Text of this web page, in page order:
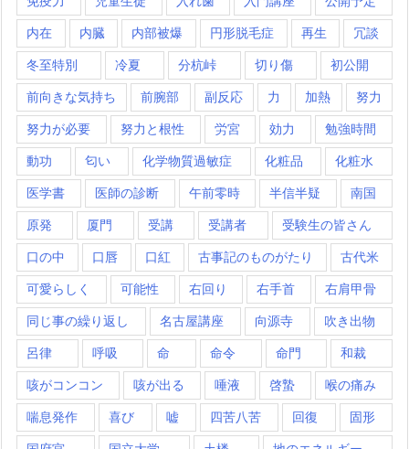
内在 内臓 内部被爆 円形脱毛症 再生 冗談
冬至特別 冷夏 分杭峠 切り傷 初公開
前向きな気持ち 前腕部 副反応 力 加熱 努力
努力が必要 努力と根性 労宮 効力 勉強時間
動功 匂い 化学物質過敏症 化粧品 化粧水
医学書 医師の診断 午前零時 半信半疑 南国
原発 厦門 受講 受講者 受験生の皆さん
口の中 口唇 口紅 古事記のものがたり 古代米
可愛らしく 可能性 右回り 右手首 右肩甲骨
同じ事の繰り返し 名古屋講座 向源寺 吹き出物
呂律 呼吸 命 命令 命門 和裁
咳がコンコン 咳が出る 唾液 啓蟄 喉の痛み
喘息発作 喜び 嘘 四苦八苦 回復 固形